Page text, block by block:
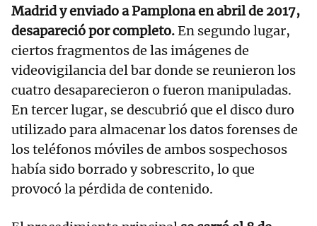
Madrid y enviado a Pamplona en abril de 2017,
desapareció por completo.En segundo lugar,
ciertos fragmentos de las imágenes de
videovigilancia del bar donde se reunieron los
cuatro desaparecieron o fueron manipuladas.
En tercer lugar, se descubrió que el disco duro
utilizado para almacenar los datos forenses de
los teléfonos móviles de ambos sospechosos
había sido borrado y sobrescrito, lo que
provocó la pérdida de contenido.